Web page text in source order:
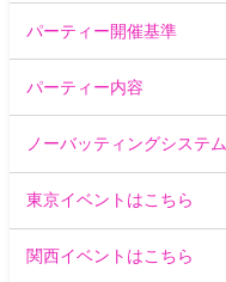
パーティー開催基準
パーティー内容
ノーバッティングシステム
東京イベントはこちら
関西イベントはこちら